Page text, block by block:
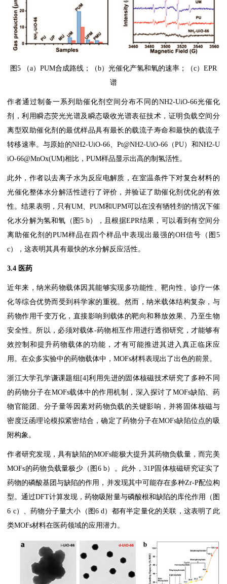
图5 （a）PUM合成路线；（b）光催化产氢和氧的速率；（c）EPR
谱
作者通过制备一系列助催化剂空间分布不同的NH2-UiO-66光催化
剂，利用瞬态荧光光谱及瞬态吸收光谱表征技术，证明负载空间分
离型双助催化剂的最优样品具有最长的载流子寿命和最快的载流子
转移速率。与原始的NH2-UiO-66、Pt@NH2-UiO-66（PU）和NH2-U
iO-66@MnOx(UM)相比，PUM样品显示出高的制氢活性。
此外，作者以去离子水为反应电解质，在室温条件下对复合材料的
光催化整体水分解活性进行了评价，并验证了助催化剂优化的有效
性。结果表明，只有UM、PUM和UPM可以在没有牺牲剂的情况下催
化水分解为氢和氧（图5 b），且根据EPR结果，可以看到有空间分
离助催化剂的PUM样品在四个样品中表现出最强的OH信号（图5
c），这表明其具有最快的水分解反应活性。
3.4 医药
近年来，纳米药物载体因其能够实现多功能性、靶向性、诊疗一体
化等综合优势而受到科学家的重视。然而，纳米载体结构复杂，与
药物作用千变万化，直接影响到载体的靶向和释放效果、乃至生物
安全性。所以，必须对载体-药物相互作用进行透彻研究，才能够有
效控制和提升药物载体的功能，才有可能推进其进入真正临床应
用。在众多实验中的药物载体中，MOFs材料表现出了出色的前景。
浙江大学孔学谦课题组[4]利用先进的固体核磁技术研究了多种不同
的药物分子在MOFs载体中的作用机制，深入探讨了MOFs缺陷、药
物官能团、分子量等因素对药物负载的关键影响，并将固体核磁与
密度泛函理论模拟紧密结合，确定了药物分子在MOFs缺陷位点的吸
附构象。
作者研究发现，具有缺陷的MOFs能极大提升其药物负载量，而完美
MOFs的药物负载量极少（图6 b）。此外，31P固体核磁研究证实了
药物的磷酸基团与缺陷的作用，并发现其中可能存在多种Zr-P配位构
型。通过DFT计算发现，药物吸附量与磷酸根和缺陷的库伦作用（图
6 c）、药物分子量大小（图6 d）都有半定量化的关联，这表明了此
类MOFs材料在医药领域的应用潜力。